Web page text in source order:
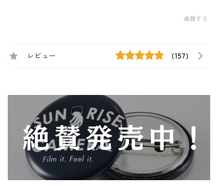
通報する
レビュー (157)